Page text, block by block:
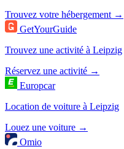
Trouvez votre hébergement →
GetYourGuide
Trouvez une activité à Leipzig
Réservez une activité →
Europcar
Location de voiture à Leipzig
Louez une voiture →
Omio